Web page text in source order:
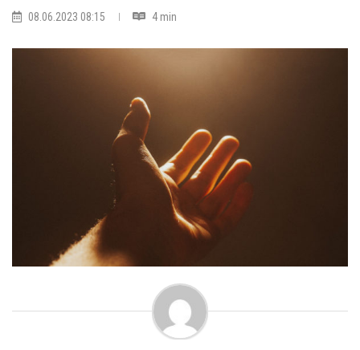
08.06.2023 08:15 4 min